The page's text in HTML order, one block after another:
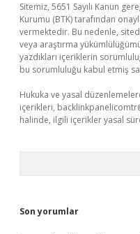
Sitemiz, 5651 Sayılı Kanun
Kurumu (BTK) tarafından
vermektedir. Bu nedenle,
veya araştırma
yazdıkları içeriklerin
bu sorumluluğu kabul etmiş
Hukuka ve yasal
içerikleri,
halinde, ilgili içerikler yasal
Son yorumlar